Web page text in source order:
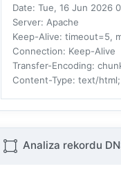
Date: Tue, 16 Jun 2026
Server: Apache
Keep-Alive: timeout=5,
Connection: Keep-Alive
Transfer-Encoding:
Content-Type: text/
Analiza rekordu